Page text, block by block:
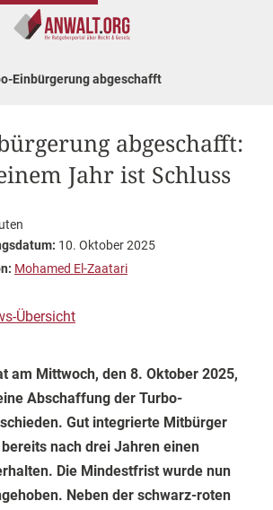
abgeschafft:
Jahr ist Schluss
Einbürgerung abgeschafft
10. Oktober 2025
Mohamed El-Zaatari
Übersicht
am Mittwoch, den 8. Oktober 2025,
Abschaffung der Turbo-
Gut integrierte Mitbürger
nach drei Jahren einen
Die Mindestfrist wurde nun
Neben der schwarz-roten